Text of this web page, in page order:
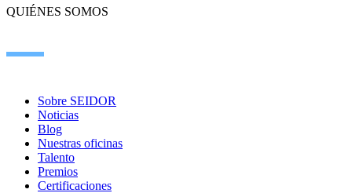
QUIÉNES SOMOS
Sobre SEIDOR
Noticias
Blog
Nuestras oficinas
Talento
Premios
Certificaciones